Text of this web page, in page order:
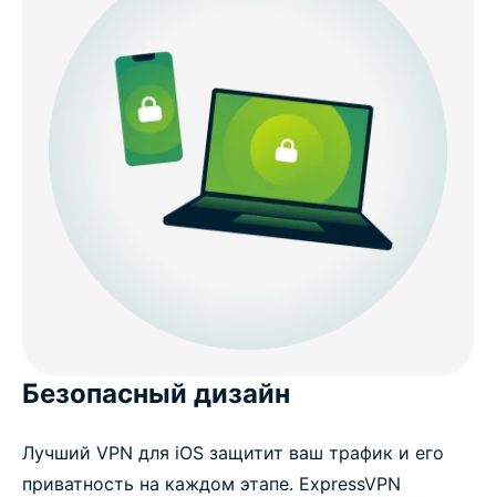
Безопасный дизайн
Лучший VPN для iOS защитит ваш трафик и его
приватность на каждом этапе. ExpressVPN